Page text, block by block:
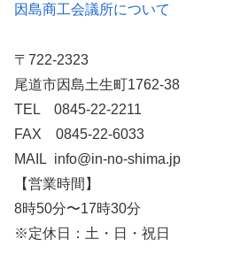
因島商工会議所について
〒722-2323
尾道市因島土生町1762-38
TEL 0845-22-2211
FAX 0845-22-6033
MAIL info@in-no-shima.jp
【営業時間】
8時50分〜17時30分
※定休日：土・日・祝日